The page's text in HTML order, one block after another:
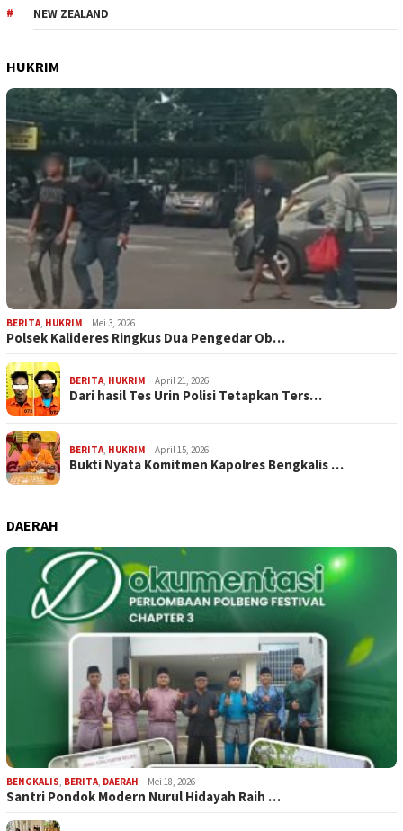
NEW ZEALAND
HUKRIM
BERITA, HUKRIM Mei 3, 2026
Polsek Kalideres Ringkus Dua Pengedar Ob…
BERITA, HUKRIM April 21, 2026
Dari hasil Tes Urin Polisi Tetapkan Ters…
BERITA, HUKRIM April 15, 2026
Bukti Nyata Komitmen Kapolres Bengkalis …
DAERAH
BENGKALIS, BERITA, DAERAH Mei 18, 2026
Santri Pondok Modern Nurul Hidayah Raih …